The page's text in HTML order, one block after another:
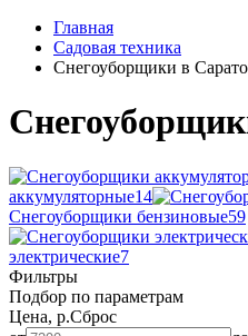
Главная
Садовая техника
Снегоуборщики в
аккумуляторные14
Снегоуборщики бензиновые59
электрические7
Фильтры
Подбор по параметрам
Цена, р.Сброс